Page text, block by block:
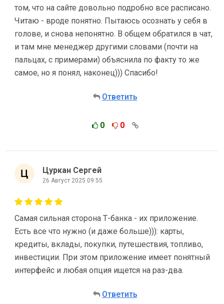
том, что на сайте довольно подробно все расписано.
Читаю - вроде понятно. Пытаюсь осознать у себя в
голове, и снова непонятно. В общем обратился в чат,
и там мне менеджер другими словами (почти на
пальцах, с примерами) объяснила по факту то же
самое, но я понял, наконец))) Спасибо!
Ответить
0 0
Цуркан Сергей
26 Август 2025 09:55
Самая сильная сторона Т-банка - их приложение.
Есть все что нужно (и даже больше))): карты,
кредиты, вклады, покупки, путешествия, топливо,
инвестиции. При этом приложение имеет понятный
интерфейс и любая опция ищется на раз-два.
Ответить